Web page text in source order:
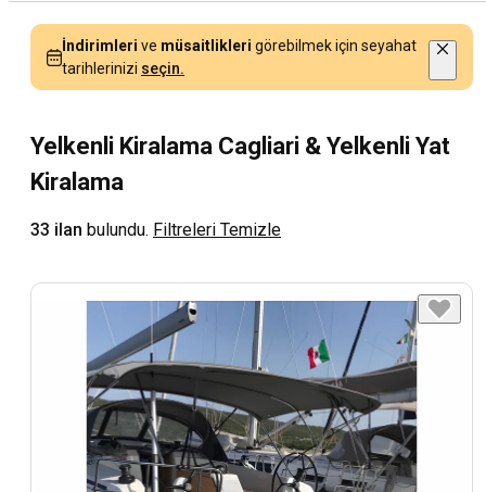
İndirimleri ve müsaitlikleri görebilmek için seyahat
tarihlerinizi seçin.
Yelkenli Kiralama Cagliari & Yelkenli Yat
Kiralama
33 ilan bulundu. Filtreleri Temizle